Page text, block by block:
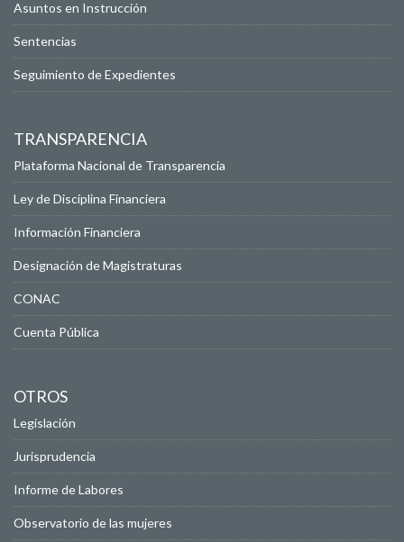
Asuntos en Instrucción
Sentencias
Seguimiento de Expedientes
TRANSPARENCIA
Plataforma Nacional de Transparencia
Ley de Disciplina Financiera
Información Financiera
Designación de Magistraturas
CONAC
Cuenta Pública
OTROS
Legislación
Jurisprudencia
Informe de Labores
Observatorio de las mujeres